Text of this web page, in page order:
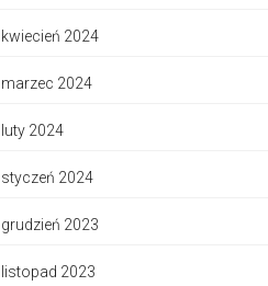
kwiecień 2024
marzec 2024
luty 2024
styczeń 2024
grudzień 2023
listopad 2023